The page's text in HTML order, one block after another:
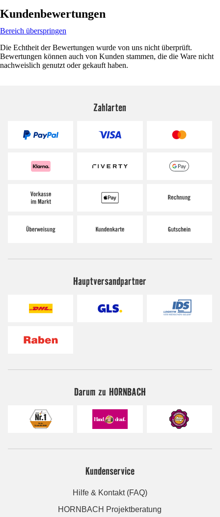
Kundenbewertungen
Bereich überspringen
Die Echtheit der Bewertungen wurde von uns nicht überprüft.
Bewertungen können auch von Kunden stammen, die die Ware nicht
nachweislich genutzt oder gekauft haben.
Zahlarten
Hauptversandpartner
Darum zu HORNBACH
Kundenservice
Hilfe & Kontakt (FAQ)
HORNBACH Projektberatung